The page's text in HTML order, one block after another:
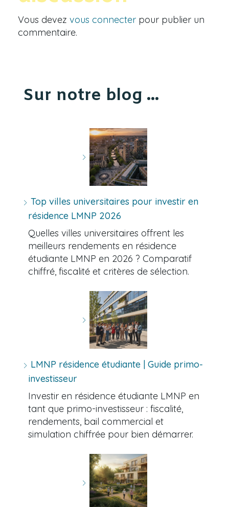
Vous devez vous connecter pour publier un
commentaire.
Sur notre blog ...
Top villes universitaires pour investir en
résidence LMNP 2026
Quelles villes universitaires offrent les
meilleurs rendements en résidence
étudiante LMNP en 2026 ? Comparatif
chiffré, fiscalité et critères de sélection.
LMNP résidence étudiante | Guide primo-
investisseur
Investir en résidence étudiante LMNP en
tant que primo-investisseur : fiscalité,
rendements, bail commercial et
simulation chiffrée pour bien démarrer.